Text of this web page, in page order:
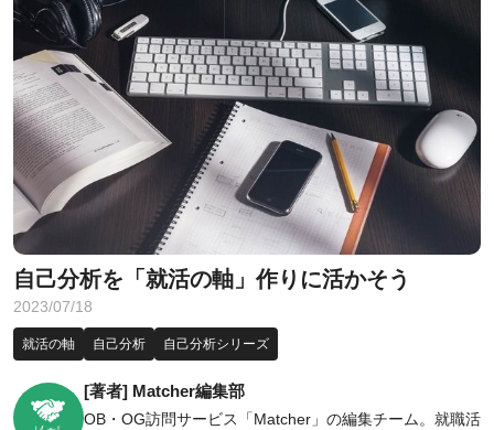
自己分析を「就活の軸」作りに活かそう
2023/07/18
就活の軸 自己分析 自己分析シリーズ
[著者] Matcher編集部
OB・OG訪問サービス「Matcher」の編集チーム。就職活